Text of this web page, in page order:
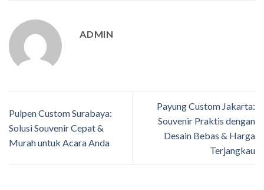
ADMIN
Pulpen Custom Surabaya:
Solusi Souvenir Cepat &
Murah untuk Acara Anda
Payung Custom Jakarta:
Souvenir Praktis dengan
Desain Bebas & Harga
Terjangkau